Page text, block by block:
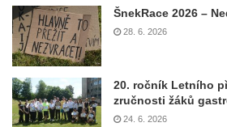
ŠnekRace 2026 –
28. 6. 2026
20. ročník Letního
zručnosti žáků
24. 6. 2026